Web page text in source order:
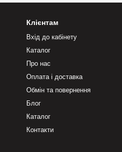
Клієнтам
Вхід до кабінету
Каталог
Про нас
Оплата і доставка
Обмін та повернення
Блог
Каталог
Контакти